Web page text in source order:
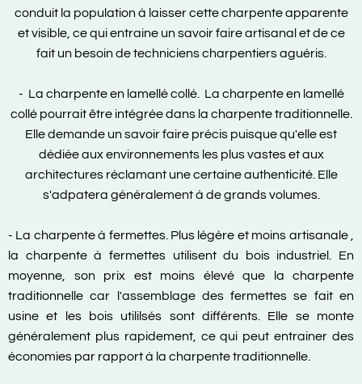
conduit la population à laisser cette charpente apparente
et visible, ce qui entraine un savoir faire artisanal et de ce
fait un besoin de techniciens charpentiers aguéris.
- La charpente en lamellé collé. La charpente en lamellé
collé pourrait être intégrée dans la charpente traditionnelle.
Elle demande un savoir faire précis puisque qu'elle est
dédiée aux environnements les plus vastes et aux
architectures réclamant une certaine authenticité. Elle
s'adpatera généralement à de grands volumes.
- La charpente à fermettes. Plus légère et moins artisanale ,
la charpente à fermettes utilisent du bois industriel. En
moyenne, son prix est moins élevé que la charpente
traditionnelle car l'assemblage des fermettes se fait en
usine et les bois utililsés sont différents. Elle se monte
généralement plus rapidement, ce qui peut entrainer des
économies par rapport à la charpente traditionnelle.